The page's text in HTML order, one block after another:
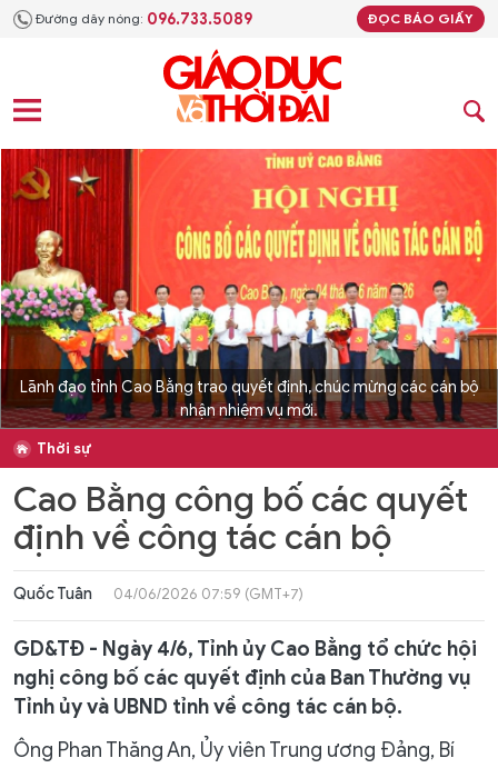
Đường dây nóng: 096.733.5089 ĐỌC BÁO GIẤY
Lãnh đạo tỉnh Cao Bằng trao quyết định, chúc mừng các cán bộ
nhận nhiệm vụ mới.
Thời sự
Cao Bằng công bố các quyết
định về công tác cán bộ
Quốc Tuân 04/06/2026 07:59 (GMT+7)
GD&TĐ - Ngày 4/6, Tỉnh ủy Cao Bằng tổ chức hội
nghị công bố các quyết định của Ban Thường vụ
Tỉnh ủy và UBND tỉnh về công tác cán bộ.
Ông Phan Thăng An, Ủy viên Trung ương Đảng, Bí